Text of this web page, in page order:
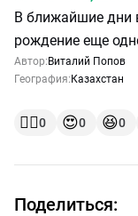
В ближайшие дни
рождение еще
Автор: Виталий Попов
География: Казахстан
👍🏻0 😍0 😆0
Поделиться: